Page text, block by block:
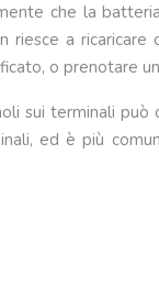
che la
riesce a
o prenotare
sui terminali
ed è più